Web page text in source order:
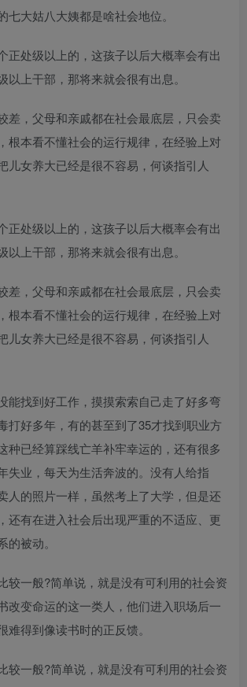
七大姑八大姨都是啥社会地位。
正处级以上的，这孩子以后大概率会有出
以上干部，那将来就会很有出息。
差，父母和亲戚都在社会最底层，只会卖
根本看不懂社会的运行规律，在经验上对
儿女养大已经是很不容易，何谈指引人
正处级以上的，这孩子以后大概率会有出
以上干部，那将来就会很有出息。
差，父母和亲戚都在社会最底层，只会卖
根本看不懂社会的运行规律，在经验上对
儿女养大已经是很不容易，何谈指引人
能找到好工作，摸摸索索自己走了好多弯
打好多年，有的甚至到了35才找到职业方
种已经算踩线亡羊补牢幸运的，还有很多
失业，每天为生活奔波的。没有人给指
人的照片一样，虽然考上了大学，但是还
还有在进入社会后出现严重的不适应、更
被动。
较一般?简单说，就是没有可利用的社会资
改变命运的这一类人，他们进入职场后一
难得到像读书时的正反馈。
较一般?简单说，就是没有可利用的社会资